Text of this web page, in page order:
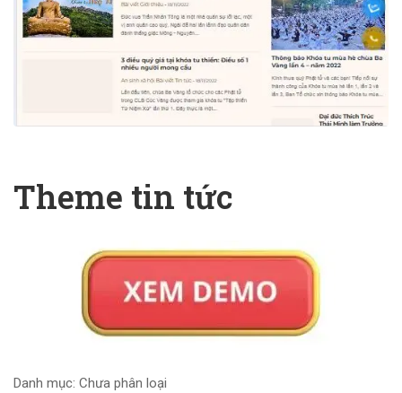
Theme tin tức
Danh mục: Chưa phân loại